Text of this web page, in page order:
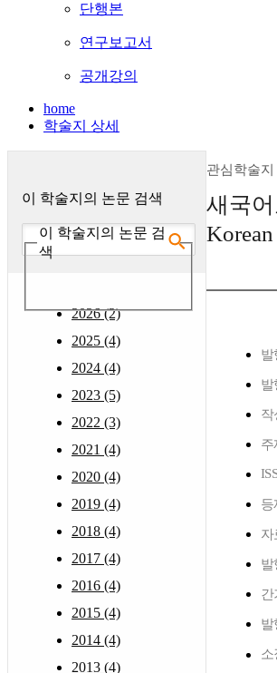
단행본
연구보고서
공개강의
home
학술지 상세
이 학술지의 논문 검색
이 학술지의 논문 검
색
2026 (2)
2025 (4)
2024 (4)
2023 (5)
2022 (3)
2021 (4)
2020 (4)
2019 (4)
2018 (4)
2017 (4)
2016 (4)
2015 (4)
2014 (4)
2013 (4)
관심학술지
새국
발
발
작
주
등
자
발
간
발
소